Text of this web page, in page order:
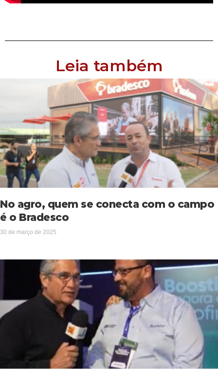
Leia também
No agro, quem se conecta com o campo
é o Bradesco
30 de março de 2025